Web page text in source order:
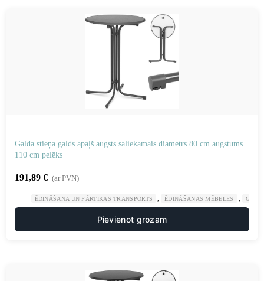
Galda stieņa galds apaļš augsts saliekamais diametrs 80 cm augstums
110 cm pelēks
191,89 € (ar PVN)
ĒDINĀŠANA UN PĀRTIKAS TRANSPORTS ĒDINĀŠANAS MĒBELES
Pievienot grozam